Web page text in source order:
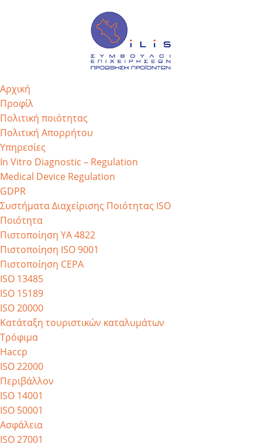
Αρχική
Προφίλ
Πολιτική ποιότητας
Πολιτική Απορρήτου
Υπηρεσίες
In Vitro Diagnostic – Regulation
Medical Device Regulation
GDPR
Συστήματα Διαχείρισης Ποιότητας ISO
Ποιότητα
Πιστοποίηση ΥΑ 4822
Πιστοποίηση ISO 9001
Πιστοποίηση CEPA
ISO 13485
ISO 15189
ISO 20000
Κατάταξη τουριστικών καταλυμάτων
Τρόφιμα
Haccp
ISO 22000
Περιβάλλον
ISO 14001
ISO 50001
Ασφάλεια
ISO 27001